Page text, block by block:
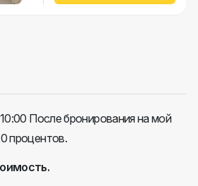
После бронирования на мой
процентов.